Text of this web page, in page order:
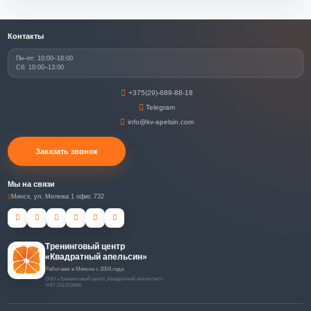
Тренинговый центр
«Квадратный апельсин»
Работаем в Минске с 2004 года.
ООО «Тренинговый центр „Квадратный апельсин“»
УНП 191320084
Контакты
+375(29)-689-88-18
Telegram
info@kv-apelsin.com
Заказать звонок
Пн–пт: 10:00–18:00
Сб: 10:00–13:00
Мы на связи
Минск, ул. Мележа 1 офис 732